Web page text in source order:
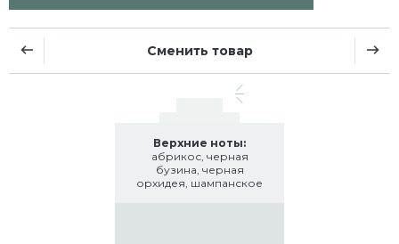
Сменить товар
Верхние ноты:
абрикос, черная
бузина, черная
орхидея, шампанское